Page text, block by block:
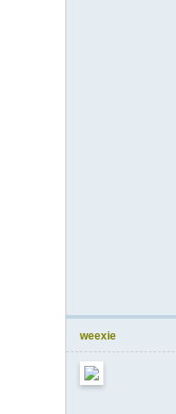
weexie